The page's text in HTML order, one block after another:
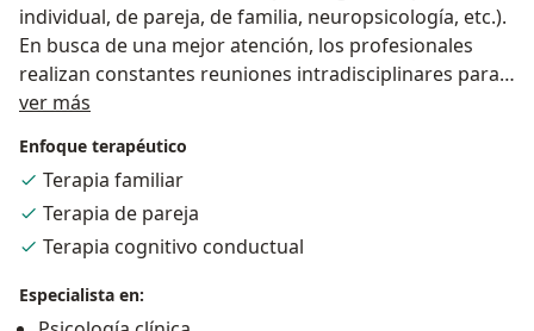
individual, de pareja, de familia, neuropsicología, etc.).
En busca de una mejor atención, los profesionales
realizan constantes reuniones intradisciplinares para
apoyar procesos, buscando empoderar la atención y
poder tener resultados. El grupo de profesionales del
consultorio psicológico cuentan con los grados y la
experiencia adecuada para darle la mejor atención,
liderado por la psicóloga clínica Yamile Restrepo, la
cual cuenta con casi 20 años de experiencia en el area.
ver más
Enfoque terapéutico
Terapia familiar
Terapia de pareja
Terapia cognitivo conductual
Especialista en: